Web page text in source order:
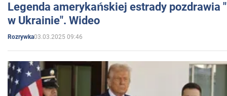
Legenda amerykańskiej estrady pozdrawia
w Ukrainie". Wideo
Rozrywka03.03.2025 09:46